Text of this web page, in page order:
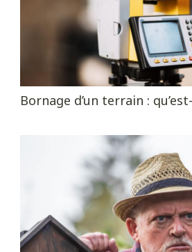
Bornage d’un terrain :